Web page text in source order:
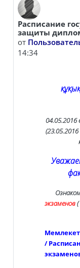
Расписание
защиты
от
14:34
Количество
04.05.2016
экзаменов
/